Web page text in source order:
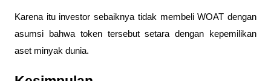
Karena itu investor sebaiknya tidak membeli WOAT dengan
asumsi bahwa token tersebut setara dengan kepemilikan
aset minyak dunia.